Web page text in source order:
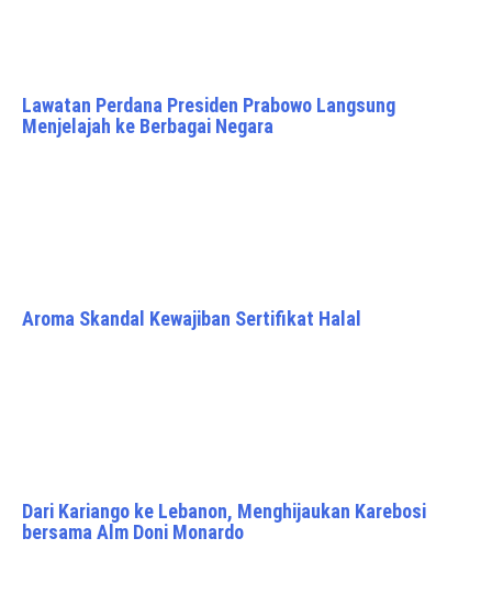
Lawatan Perdana Presiden Prabowo Langsung
Menjelajah ke Berbagai Negara
Aroma Skandal Kewajiban Sertifikat Halal
Dari Kariango ke Lebanon, Menghijaukan Karebosi
bersama Alm Doni Monardo